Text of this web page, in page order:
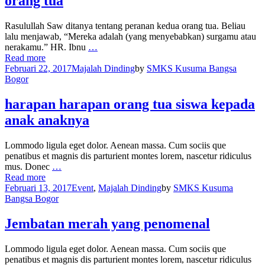
Rasulullah Saw ditanya tentang peranan kedua orang tua. Beliau
lalu menjawab, “Mereka adalah (yang menyebabkan) surgamu atau
nerakamu.” HR. Ibnu …
Read more
Februari 22, 2017Majalah Dindingby SMKS Kusuma Bangsa
Bogor
harapan harapan orang tua siswa kepada
anak anaknya
Lommodo ligula eget dolor. Aenean massa. Cum sociis que
penatibus et magnis dis parturient montes lorem, nascetur ridiculus
mus. Donec …
Read more
Februari 13, 2017Event, Majalah Dindingby SMKS Kusuma
Bangsa Bogor
Jembatan merah yang penomenal
Lommodo ligula eget dolor. Aenean massa. Cum sociis que
penatibus et magnis dis parturient montes lorem, nascetur ridiculus